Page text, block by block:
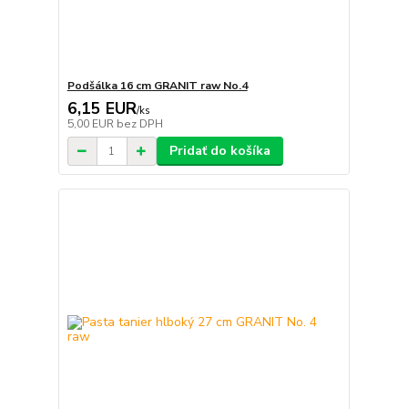
Podšálka 16 cm GRANIT raw No.4
6,15 EUR/ks
5,00 EUR bez DPH
Pridať do košíka